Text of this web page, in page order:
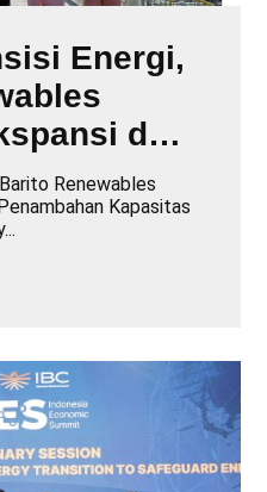
Energi,
dan
Kapasitas
Star
Renewables
Kapasitas